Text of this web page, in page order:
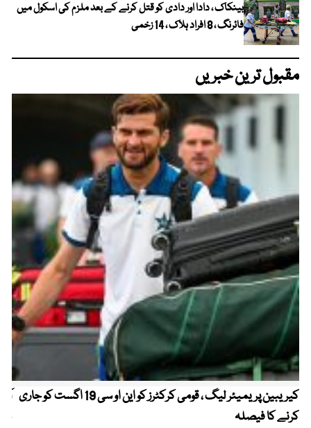
بینکاک ، دادا اور دادی کو قتل کرنے کے بعد ملزم کی اسکول میں
فائرنگ ، 8 افراد ہلاک ، 14 زخمی
مقبول ترین خبریں
کیریبین پریمیئر لیگ ، قومی کرکٹرز کو این او سی 19 اگست کو جاری
کرنے کا فیصلہ